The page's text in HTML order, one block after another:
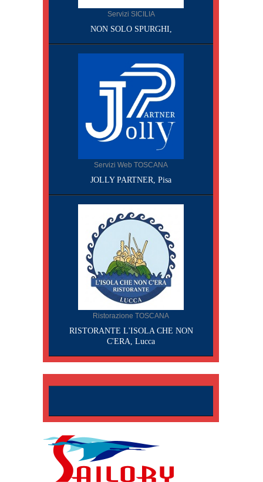
Servizi SICILIA
NON SOLO SPURGHI,
Servizi Web TOSCANA
JOLLY PARTNER, Pisa
Ristorazione TOSCANA
RISTORANTE L'ISOLA CHE NON
C'ERA, Lucca